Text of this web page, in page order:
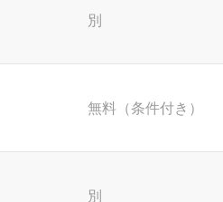
別
無料（条件付き）
別